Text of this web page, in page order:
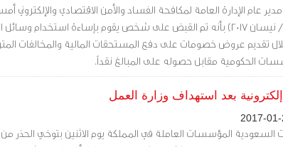
أبريل / نيسان 2017) بأنه تم القبض على شخص يقوم بإساءة استخدام
تقديم عروض خصومات على دفع المستحقات المالية والمخالفات
الحكومية مقابل حصوله على المبالغ نقداً.
بعد استهداف وزارة العمل
المؤسسات العاملة في المملكة يوم الاثنين بتوخي الحذر